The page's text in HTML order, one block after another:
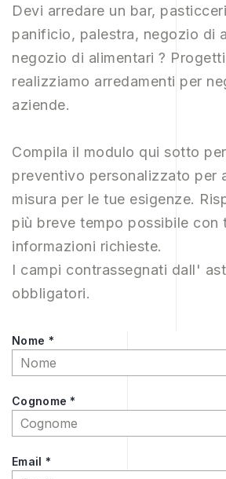
Devi arredare un bar,
panificio, palestra, negozio di
negozio di alimentari ?
realizziamo arredamenti per
aziende.
Compila il modulo qui sotto
preventivo personalizzato per
misura per le tue esigenze.
più breve tempo possibile con
informazioni richieste.
I campi contrassegnati dall'
obbligatori.
Nome *
Cognome *
Email *